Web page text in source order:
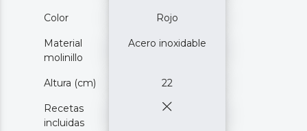
Color Rojo
Material
molinillo
Acero inoxidable
Altura (cm) 22
Recetas
incluidas